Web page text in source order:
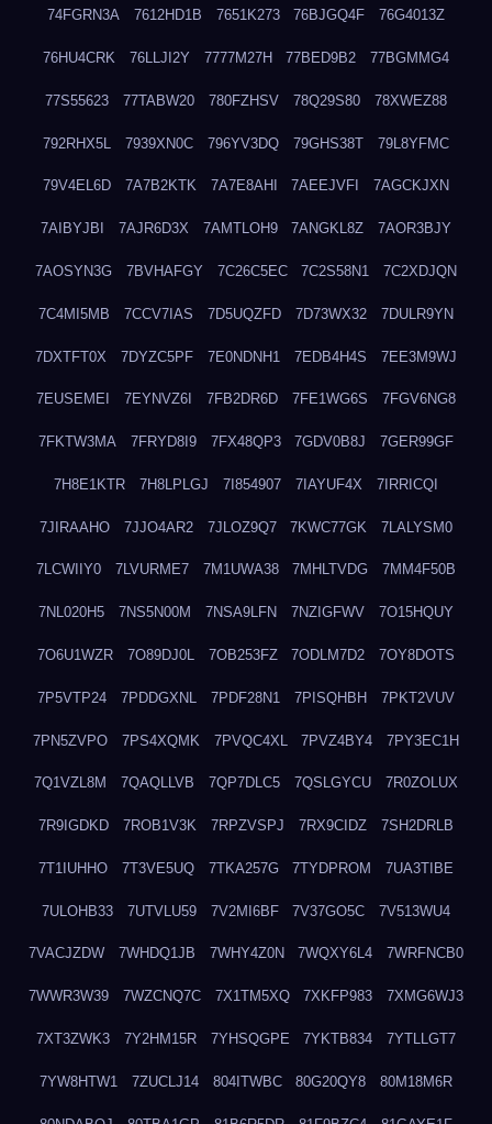
74FGRN3A 7612HD1B 7651K273 76BJGQ4F 76G4013Z
76HU4CRK 76LLJI2Y 7777M27H 77BED9B2 77BGMMG4
77S55623 77TABW20 780FZHSV 78Q29S80 78XWEZ88
792RHX5L 7939XN0C 796YV3DQ 79GHS38T 79L8YFMC
79V4EL6D 7A7B2KTK 7A7E8AHI 7AEEJVFI 7AGCKJXN
7AIBYJBI 7AJR6D3X 7AMTLOH9 7ANGKL8Z 7AOR3BJY
7AOSYN3G 7BVHAFGY 7C26C5EC 7C2S58N1 7C2XDJQN
7C4MI5MB 7CCV7IAS 7D5UQZFD 7D73WX32 7DULR9YN
7DXTFT0X 7DYZC5PF 7E0NDNH1 7EDB4H4S 7EE3M9WJ
7EUSEMEI 7EYNVZ6I 7FB2DR6D 7FE1WG6S 7FGV6NG8
7FKTW3MA 7FRYD8I9 7FX48QP3 7GDV0B8J 7GER99GF
7H8E1KTR 7H8LPLGJ 7I854907 7IAYUF4X 7IRRICQI
7JIRAAHO 7JJO4AR2 7JLOZ9Q7 7KWC77GK 7LALYSM0
7LCWIIY0 7LVURME7 7M1UWA38 7MHLTVDG 7MM4F50B
7NL020H5 7NS5N00M 7NSA9LFN 7NZIGFWV 7O15HQUY
7O6U1WZR 7O89DJ0L 7OB253FZ 7ODLM7D2 7OY8DOTS
7P5VTP24 7PDDGXNL 7PDF28N1 7PISQHBH 7PKT2VUV
7PN5ZVPO 7PS4XQMK 7PVQC4XL 7PVZ4BY4 7PY3EC1H
7Q1VZL8M 7QAQLLVB 7QP7DLC5 7QSLGYCU 7R0ZOLUX
7R9IGDKD 7ROB1V3K 7RPZVSPJ 7RX9CIDZ 7SH2DRLB
7T1IUHHO 7T3VE5UQ 7TKA257G 7TYDPROM 7UA3TIBE
7ULOHB33 7UTVLU59 7V2MI6BF 7V37GO5C 7V513WU4
7VACJZDW 7WHDQ1JB 7WHY4Z0N 7WQXY6L4 7WRFNCB0
7WWR3W39 7WZCNQ7C 7X1TM5XQ 7XKFP983 7XMG6WJ3
7XT3ZWK3 7Y2HM15R 7YHSQGPE 7YKTB834 7YTLLGT7
7YW8HTW1 7ZUCLJ14 804ITWBC 80G20QY8 80M18M6R